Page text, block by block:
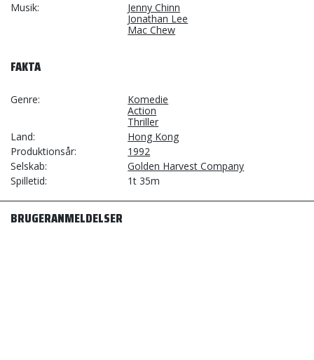
Musik
Jenny Chinn
Jonathan Lee
Mac Chew
FAKTA
Genre
Komedie
Action
Thriller
Land
Hong Kong
Produktionsår
1992
Selskab
Golden Harvest Company
Spilletid
1t 35m
BRUGERANMELDELSER